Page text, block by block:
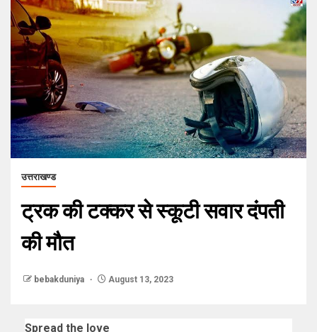
उत्तराखण्ड
ट्रक की टक्कर से स्कूटी सवार दंपती
की मौत
bebakduniya August 13, 2023
Spread the love